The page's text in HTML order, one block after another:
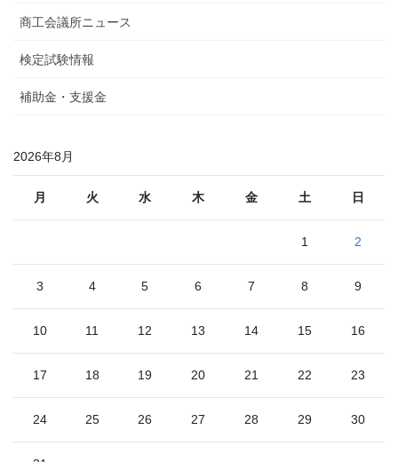
商工会議所ニュース
検定試験情報
補助金・支援金
2026年8月
月 火 水 木 金 土 日
1 2
3 4 5 6 7 8 9
10 11 12 13 14 15 16
17 18 19 20 21 22 23
24 25 26 27 28 29 30